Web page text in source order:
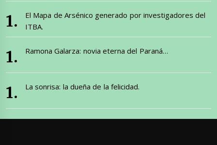
El Mapa de Arsénico generado por investigadores del
ITBA.
Ramona Galarza: novia eterna del Paraná…
La sonrisa: la dueña de la felicidad.